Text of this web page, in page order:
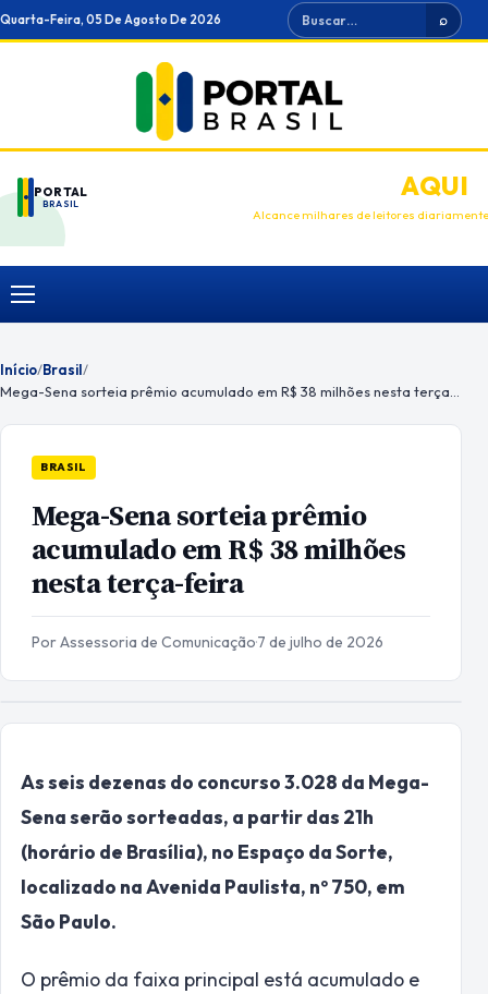
Ir
para
Quarta-Feira, 05 De Agosto De 2026 Buscar ⌕
PORTAL
BRASIL
ANUNCIEAQUI
Alcance milhares de leitores diariamente
Menu
Início/Brasil/
BRASIL
Mega-Sena sorteia prêmio
acumulado em R$ 38 milhões
nesta terça-feira
Por Assessoria de Comunicação·7 de julho de 2026
As seis dezenas do concurso 3.028 da Mega-
Sena serão sorteadas, a partir das 21h
(horário de Brasília), no Espaço da Sorte,
localizado na Avenida Paulista, nº 750, em
São Paulo.
O prêmio da faixa principal está acumulado e